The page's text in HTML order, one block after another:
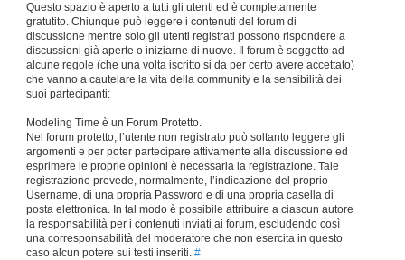
Questo spazio è aperto a tutti gli utenti ed è completamente
gratutito. Chiunque può leggere i contenuti del forum di
discussione mentre solo gli utenti registrati possono rispondere a
discussioni già aperte o iniziarne di nuove. Il forum è soggetto ad
alcune regole (che una volta iscritto si da per certo avere accettato)
che vanno a cautelare la vita della community e la sensibilità dei
suoi partecipanti:
Modeling Time è un Forum Protetto.
Nel forum protetto, l’utente non registrato può soltanto leggere gli
argomenti e per poter partecipare attivamente alla discussione ed
esprimere le proprie opinioni è necessaria la registrazione. Tale
registrazione prevede, normalmente, l’indicazione del proprio
Username, di una propria Password e di una propria casella di
posta elettronica. In tal modo è possibile attribuire a ciascun autore
la responsabilità per i contenuti inviati ai forum, escludendo così
una corresponsabilità del moderatore che non esercita in questo
caso alcun potere sui testi inseriti. #